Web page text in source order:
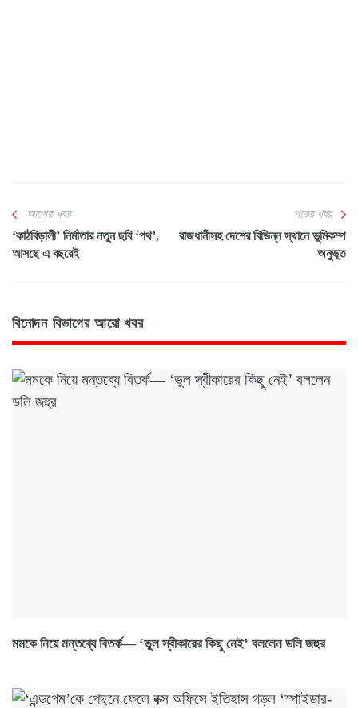
আগের খবর
‘কাঠবিড়ালী’ নির্মাতার নতুন ছবি ‘পথ’,
আসছে এ বছরেই
পরের খবর
রাজধানীসহ দেশের বিভিন্ন স্থানে ভূমিকম্প
অনুভূত
বিনোদন বিভাগের আরো খবর
মমকে নিয়ে মন্তব্যে বিতর্ক— ‘ভুল স্বীকারের কিছু নেই’ বললেন ডলি জহুর